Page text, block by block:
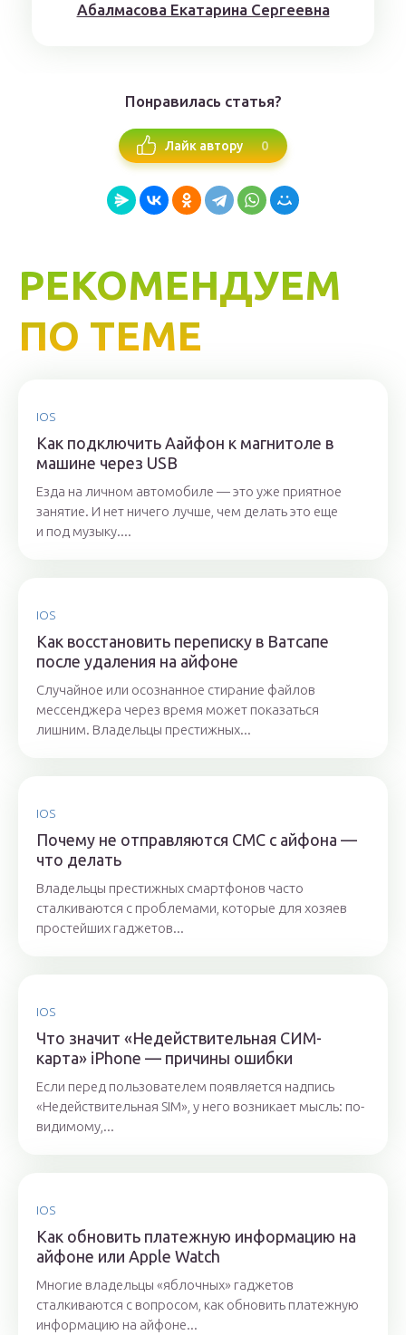
Aбaлмaсoвa Eкaтaринa Ceргeeвнa
Понравилась статья?
Лайк автору 0
РЕКОМЕНДУЕМ
ПО ТЕМЕ
IOS
Как подключить Аайфон к магнитоле в
машине через USB
Езда на личном автомобиле — это уже приятное
занятие. И нет ничего лучше, чем делать это еще
и под музыку....
IOS
Как восстановить переписку в Ватсапе
после удаления на айфоне
Случайное или осознанное стирание файлов
мессенджера через время может показаться
лишним. Владельцы престижных...
IOS
Почему не отправляются СМС с айфона —
что делать
Владельцы престижных смартфонов часто
сталкиваются с проблемами, которые для хозяев
простейших гаджетов...
IOS
Что значит «Недействительная СИМ-
карта» iPhone — причины ошибки
Если перед пользователем появляется надпись
«Недействительная SIM», у него возникает мысль: по-
видимому,...
IOS
Как обновить платежную информацию на
айфоне или Apple Watch
Многие владельцы «яблочных» гаджетов
сталкиваются с вопросом, как обновить платежную
информацию на айфоне...